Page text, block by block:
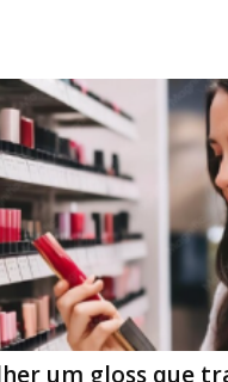
um gloss que